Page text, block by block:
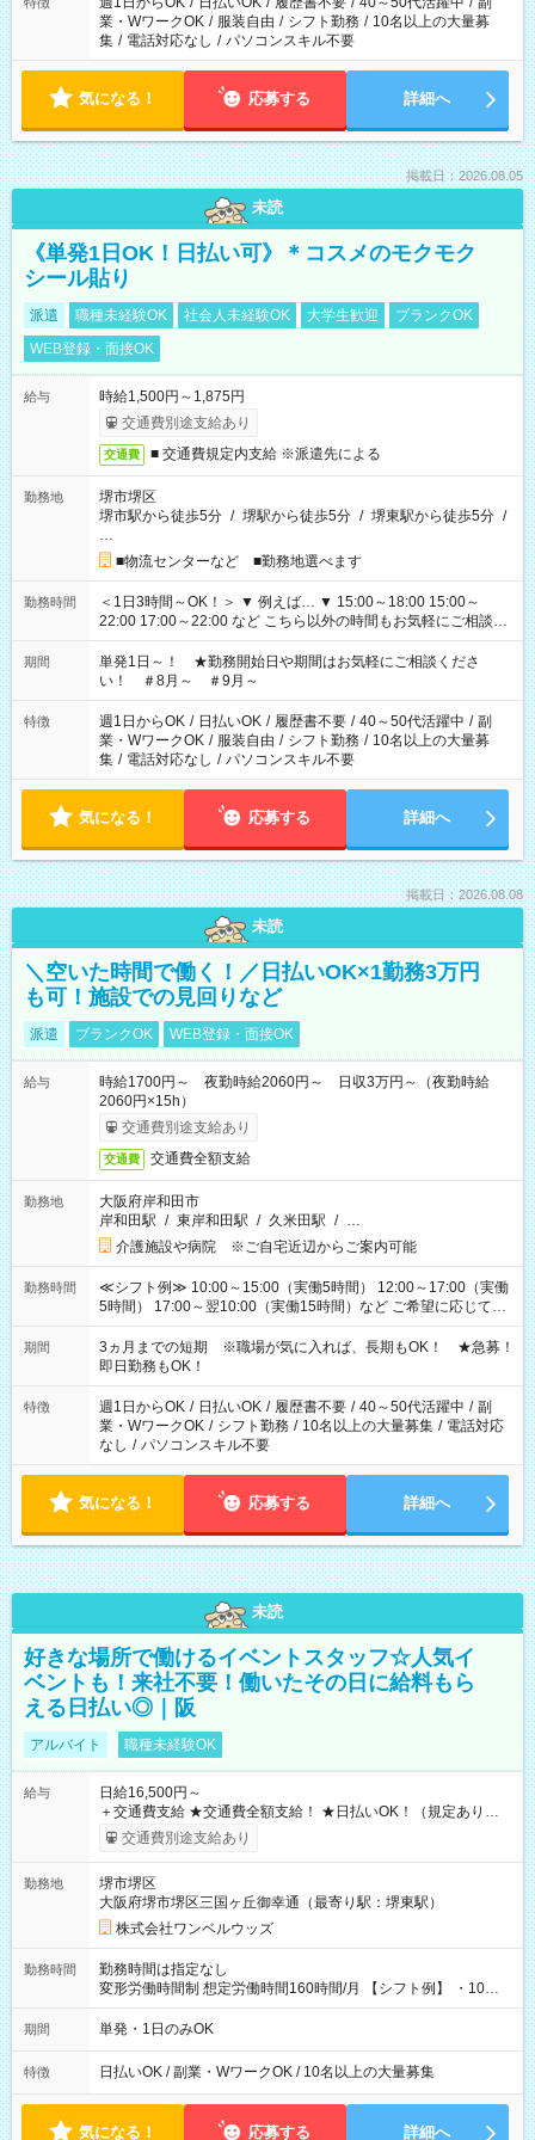
業・WワークOK / 服装自由 / シフト勤務 / 10名以上の大量募
集 / 電話対応なし / パソコンスキル不要
気になる！ 応募する 詳細へ
掲載日：2026.08.05
未読
《単発1日OK！日払い可》＊コスメのモクモク
シール貼り
派遣 職種未経験OK 社会人未経験OK 大学生歓迎
ブランクOK
WEB登録・面接OK
給与
時給1,500円～1,875円
交通費別途支給あり
交通費 ■ 交通費規定内支給 ※派遣先による
勤務地
堺市堺区
堺市駅から徒歩5分 / 堺駅から徒歩5分 / 堺東駅から徒歩5分 /
…
■物流センターなど ■勤務地選べます
勤務時間
＜1日3時間～OK！＞ ▼ 例えば… ▼ 15:00～18:00 15:00～
22:00 17:00～22:00 など こちら以外の時間もお気軽にご相談く
ださい！
期間
単発1日～！ ★勤務開始日や期間はお気軽にご相談くださ
い！ ＃8月～ ＃9月～
特徴 週1日からOK / 日払いOK / 履歴書不要 / 40～50代活躍中 / 副
業・WワークOK / 服装自由 / シフト勤務 / 10名以上の大量募
集 / 電話対応なし / パソコンスキル不要
気になる！ 応募する 詳細へ
掲載日：2026.08.08
未読
＼空いた時間で働く！／日払いOK×1勤務3万円
も可！施設での見回りなど
派遣 ブランクOK WEB登録・面接OK
給与
時給1700円～ 夜勤時給2060円～ 日収3万円～（夜勤時給
2060円×15h）
交通費別途支給あり
交通費 交通費全額支給
勤務地
大阪府岸和田市
岸和田駅 / 東岸和田駅 / 久米田駅 / …
介護施設や病院 ※ご自宅近辺からご案内可能
勤務時間
≪シフト例≫ 10:00～15:00（実働5時間） 12:00～17:00（実働
5時間） 17:00～翌10:00（実働15時間）など ご希望に応じて、
働く時間は調整できます！ お気軽に担当へ相談ください！
期間
3ヵ月までの短期 ※職場が気に入れば、長期もOK！ ★急募！
即日勤務もOK！
特徴 週1日からOK / 日払いOK / 履歴書不要 / 40～50代活躍中 / 副
業・WワークOK / シフト勤務 / 10名以上の大量募集 / 電話対応
なし / パソコンスキル不要
気になる！ 応募する 詳細へ
未読
好きな場所で働けるイベントスタッフ☆人気イ
ベントも！来社不要！働いたその日に給料もら
える日払い◎｜阪
アルバイト 職種未経験OK
給与
日給16,500円～
＋交通費支給 ★交通費全額支給！ ★日払いOK！（規定あり） ┗
働いたその日に現金GET♪ お仕事後はコンビニATMから 日払
交通費別途支給あり
勤務地
堺市堺区
大阪府堺市堺区三国ヶ丘御幸通（最寄り駅：堺東駅）
株式会社ワンベルウッズ
勤務時間
勤務時間は指定なし
変形労働時間制 想定労働時間160時間/月 【シフト例】 ・10：
00～20：00
期間 単発・1日のみOK
特徴 日払いOK / 副業・WワークOK / 10名以上の大量募集
気になる！ 応募する 詳細へ